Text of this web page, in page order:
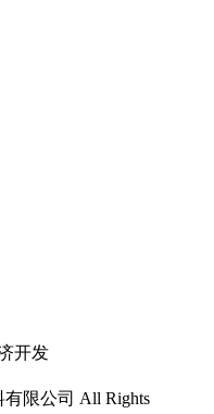
开发
限公司 All Rights